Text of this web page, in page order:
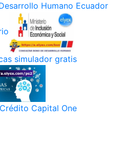
Humano Ecuador
simulador gratis
Capital One